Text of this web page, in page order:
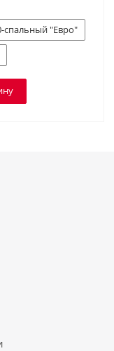
спальный "Евро"